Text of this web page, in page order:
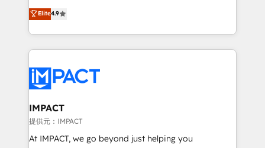
team of 100+ experts is ready for you! Driving digital
growth | www.brightdigital.com
Simple pay-as-you-go plans that accelerate value...
1️⃣ Set Up | Onboarding New or Check-fixing existing
HubSpot portals 2️⃣ Scale Up | 100% HubSpot Task
Execution... Global 24/7 ... All Experts 3️⃣ Integrate |
Slash months from your API Integration project... ⬅️
Click "Contact Business" ⬅️ to access 150+ Kickstart
Integration templates that put HubSpot in the center
of your tech stack, syncing... 🛍️ Shopify or
WooCommerce 💲 Stripe or Paypal 💰 Sage or
Elite4.9
IMPACT
提供元：IMPACT
At IMPACT, we go beyond just helping you